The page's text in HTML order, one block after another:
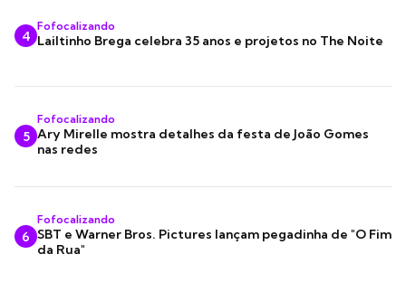
4
Fofocalizando
Lailtinho Brega celebra 35 anos e projetos no The Noite
5
Fofocalizando
Ary Mirelle mostra detalhes da festa de João Gomes
nas redes
6
Fofocalizando
SBT e Warner Bros. Pictures lançam pegadinha de "O Fim
da Rua"